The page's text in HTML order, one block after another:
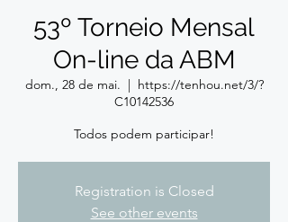
53º Torneio Mensal
On-line da ABM
dom., 28 de mai.
  |
https://tenhou.net/3/?
C10142536
Todos podem participar!
Registration is Closed
See other events